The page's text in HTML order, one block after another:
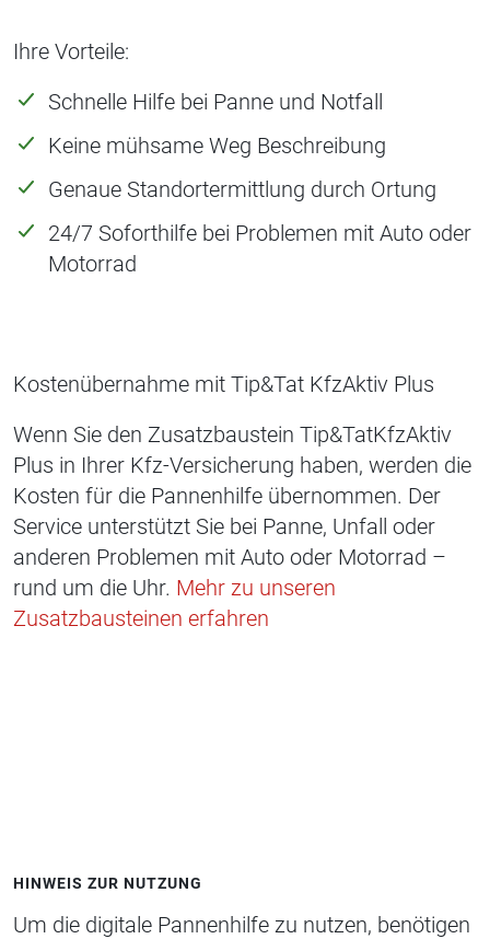
Ihre Vorteile:
Schnelle Hilfe bei Panne und Notfall
Keine mühsame Weg Beschreibung
Genaue Standortermittlung durch Ortung
24/7 Soforthilfe bei Problemen mit Auto oder
Motorrad
Kostenübernahme mit Tip&Tat KfzAktiv Plus
Wenn Sie den Zusatzbaustein Tip&TatKfzAktiv
Plus in Ihrer Kfz-Versicherung haben, werden die
Kosten für die Pannenhilfe übernommen. Der
Service unterstützt Sie bei Panne, Unfall oder
anderen Problemen mit Auto oder Motorrad –
rund um die Uhr. Mehr zu unseren
Zusatzbausteinen erfahren
HINWEIS ZUR NUTZUNG
Um die digitale Pannenhilfe zu nutzen, benötigen